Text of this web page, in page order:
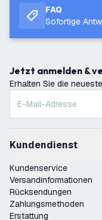
FAQ
Sofortige
Jetzt anmelden &
Erhalten Sie die
Kundendienst
Kundenservice
Versandinformationen
Rücksendungen
Zahlungsmethoden
Erstattung